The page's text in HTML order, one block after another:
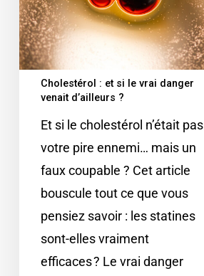
Cholestérol : et si le vrai danger
venait d’ailleurs ?
Et si le cholestérol n’était pas
votre pire ennemi… mais un
faux coupable ? Cet article
bouscule tout ce que vous
pensiez savoir : les statines
sont-elles vraiment
efficaces ? Le vrai danger